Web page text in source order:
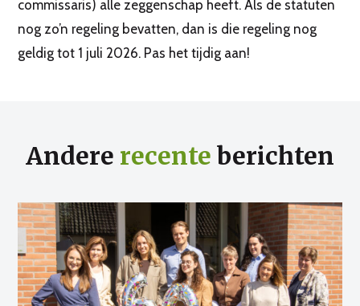
commissaris) alle zeggenschap heeft. Als de statuten
nog zo’n regeling bevatten, dan is die regeling nog
geldig tot 1 juli 2026. Pas het tijdig aan!
Andere recente berichten